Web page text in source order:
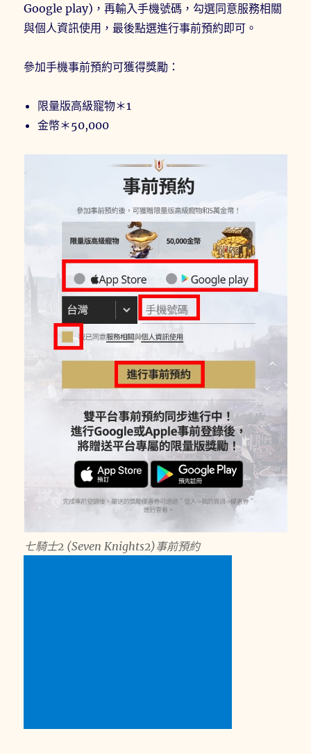
Google play)，再輸入手機號碼，勾選同意服務相關
與個人資訊使用，最後點選進行事前預約即可。
參加手機事前預約可獲得獎勵：
限量版高級寵物＊1
金幣＊50,000
七騎士2 (Seven Knights2)事前預約